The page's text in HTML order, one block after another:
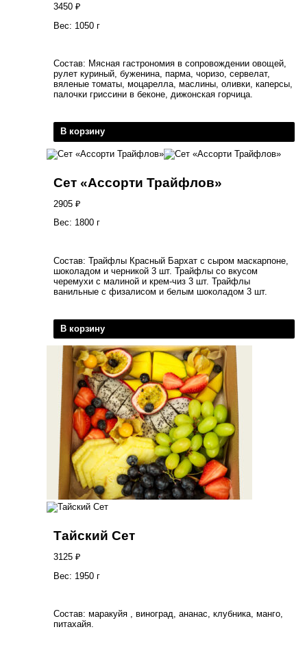
3450 ₽
Вес: 1050 г
Состав: Мясная гастрономия в сопровождении овощей,
рулет куриный, буженина, парма, чоризо, сервелат,
вяленые томаты, моцарелла, маслины, оливки, каперсы,
палочки гриссини в беконе, дижонская горчица.
В корзину
Сет «Ассорти Трайфлов»
2905 ₽
Вес: 1800 г
Состав: Трайфлы Красный Бархат с сыром маскарпоне,
шоколадом и черникой 3 шт. Трайфлы со вкусом
черемухи с малиной и крем-чиз 3 шт. Трайфлы
ванильные с физалисом и белым шоколадом 3 шт.
В корзину
Тайский Сет
3125 ₽
Вес: 1950 г
Состав: маракуйя , виноград, ананас, клубника, манго,
питахайя.